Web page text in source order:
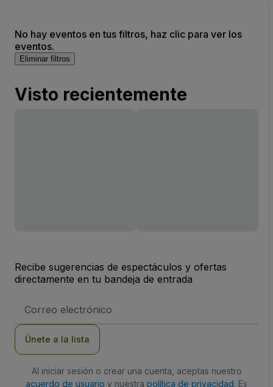
No hay eventos en tus filtros, haz clic para ver los
eventos.
Eliminar filtros
Visto recientemente
Recibe sugerencias de espectáculos y ofertas
directamente en tu bandeja de entrada
de
Únete a la lista
Al iniciar sesión o crear una cuenta, aceptas nuestro
acuerdo de usuario y nuestra política de privacidad. Es